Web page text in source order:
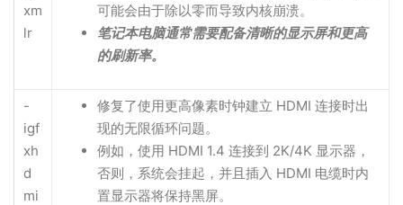
xm
lr
可能会由于除以零而导致内核崩溃。
笔记本电脑通常需要配备清晰的显示屏和更高
的刷新率。
-
igf
xh
d
mi
修复了使用更高像素时钟建立 HDMI 连接时出
现的无限循环问题。
例如，使用 HDMI 1.4 连接到 2K/4K 显示器，
否则，系统会挂起，并且插入 HDMI 电缆时内
置显示器将保持黑屏。